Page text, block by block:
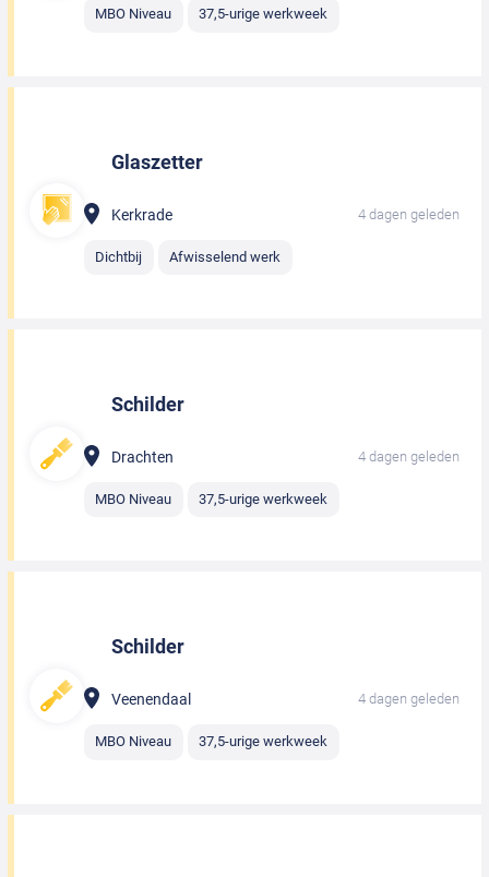
MBO Niveau 37,5-urige werkweek
Glaszetter
Kerkrade 4 dagen geleden
Dichtbij Afwisselend werk
Schilder
Drachten 4 dagen geleden
MBO Niveau 37,5-urige werkweek
Schilder
Veenendaal 4 dagen geleden
MBO Niveau 37,5-urige werkweek